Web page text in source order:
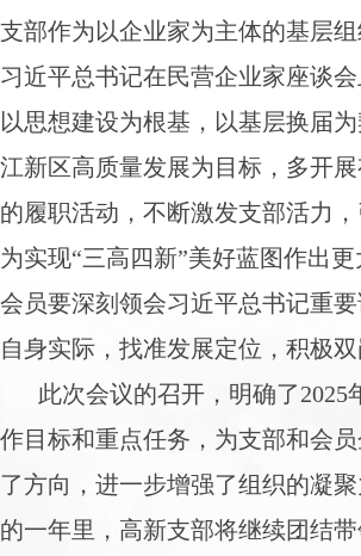
支部作为以企业家为主体的基层
习近平总书记在民营企业家座谈会
以思想建设为根基，以基层换届
江新区高质量发展为目标，多开
的履职活动，不断激发支部活力
为实现“三高四新”美好蓝图作出
会员要深刻领会习近平总书记重
自身实际，找准发展定位，积极双
此次会议的召开，明确了2025
作目标和重点任务，为支部和会
了方向，进一步增强了组织的凝
的一年里，高新支部将继续团结